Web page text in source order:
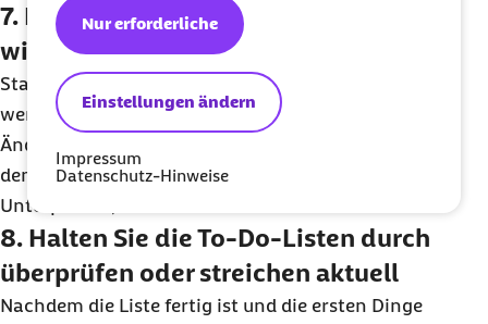
Einstellungen ändern
Nur erforderliche
Impressum
Datenschutz-Hinweise
7. Beschreiben Sie das To-Do so exakt
wie möglich
Statt „Projekt beenden“ sollte man detaillierter
werden,
z. B.Rechnungen auszahlen, letzte
Änderungen vornehmen
den Überblick und all diese Details sind wiederum
Unterpunkte, die man dann abhaken kann.
8. Halten Sie die To-Do-Listen durch
überprüfen oder streichen aktuell
Nachdem die Liste fertig ist und die ersten Dinge